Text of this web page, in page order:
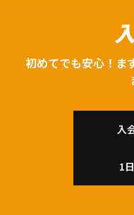
初めてでも安心！ま
入
1